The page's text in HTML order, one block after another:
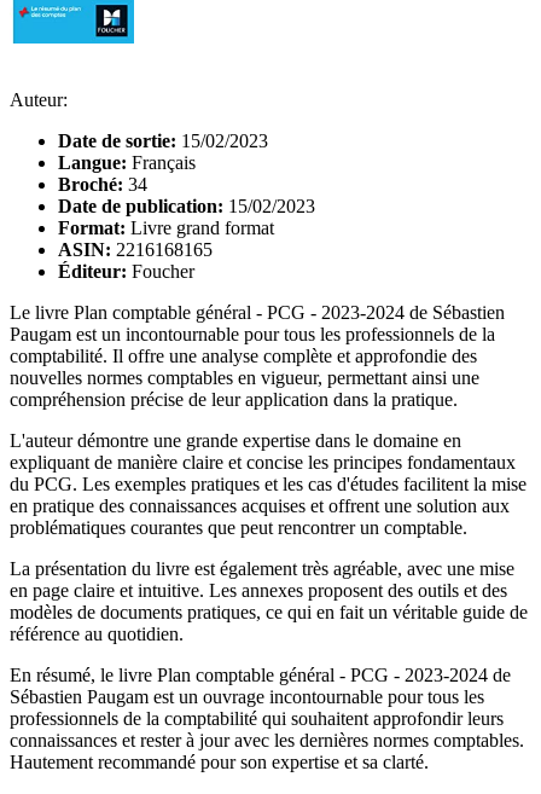
Auteur:
Date de sortie: 15/02/2023
Langue: Français
Broché: 34
Date de publication: 15/02/2023
Format: Livre grand format
ASIN: 2216168165
Éditeur: Foucher
Le livre Plan comptable général - PCG - 2023-2024 de Sébastien
Paugam est un incontournable pour tous les professionnels de la
comptabilité. Il offre une analyse complète et approfondie des
nouvelles normes comptables en vigueur, permettant ainsi une
compréhension précise de leur application dans la pratique.
L'auteur démontre une grande expertise dans le domaine en
expliquant de manière claire et concise les principes fondamentaux
du PCG. Les exemples pratiques et les cas d'études facilitent la mise
en pratique des connaissances acquises et offrent une solution aux
problématiques courantes que peut rencontrer un comptable.
La présentation du livre est également très agréable, avec une mise
en page claire et intuitive. Les annexes proposent des outils et des
modèles de documents pratiques, ce qui en fait un véritable guide de
référence au quotidien.
En résumé, le livre Plan comptable général - PCG - 2023-2024 de
Sébastien Paugam est un ouvrage incontournable pour tous les
professionnels de la comptabilité qui souhaitent approfondir leurs
connaissances et rester à jour avec les dernières normes comptables.
Hautement recommandé pour son expertise et sa clarté.